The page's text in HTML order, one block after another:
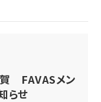
FAVASメン
らせ